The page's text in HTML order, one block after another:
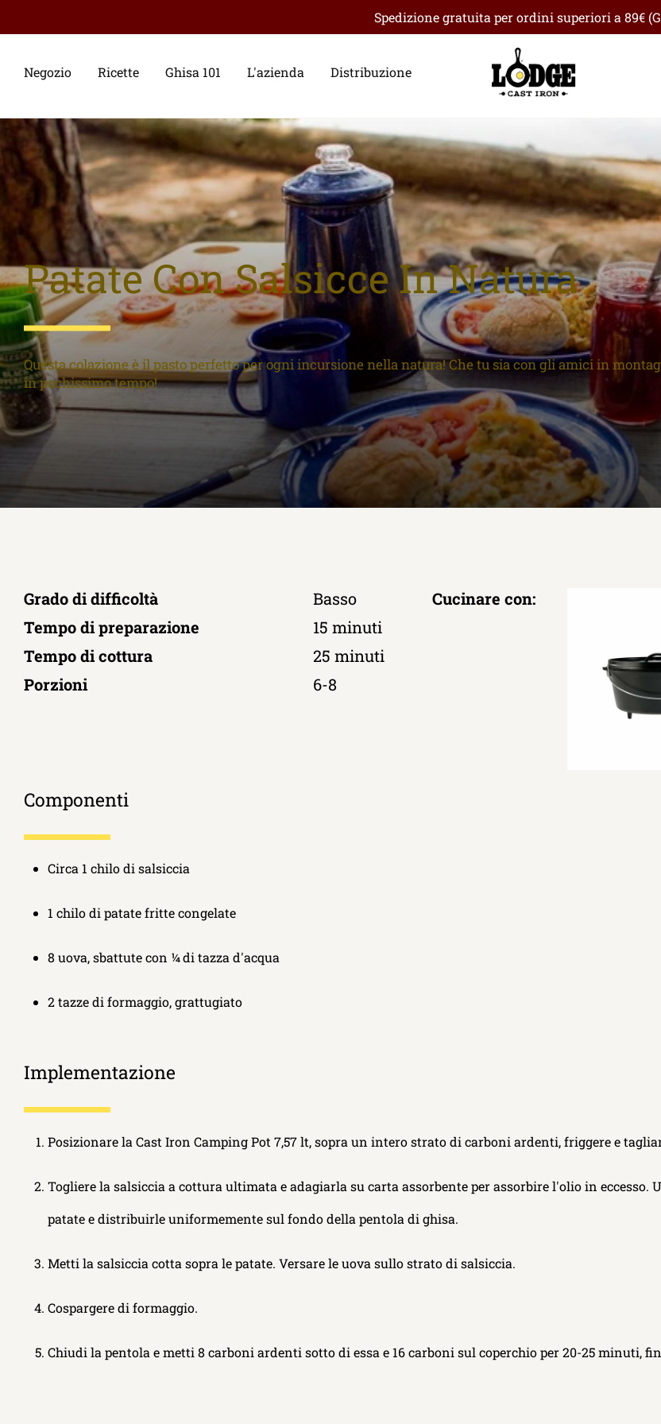
Spedizione gratuita per ordini superiori a 89€
Negozio Ricette Ghisa 101 L'azienda Distribuzione
Patate Con Salsicce In Natura
Questa colazione è il pasto perfetto per ogni incursione nella natura! Che tu sia con gli amici in
in pochissimo tempo!
Grado di difficoltà
Basso
Tempo di preparazione
15 minuti
Tempo di cottura
25 minuti
Porzioni
6-8
Cucinare con:
Componenti
Circa 1 chilo di salsiccia
1 chilo di patate fritte congelate
8 uova, sbattute con ¼ di tazza d'acqua
2 tazze di formaggio, grattugiato
Implementazione
Posizionare la Cast Iron Camping Pot 7,57 lt, sopra un intero strato di carboni ardenti, friggere e
Togliere la salsiccia a cottura ultimata e adagiarla su carta assorbente per assorbire l'olio in
patate e distribuirle uniformemente sul fondo della pentola di ghisa.
Metti la salsiccia cotta sopra le patate. Versare le uova sullo strato di salsiccia.
Cospargere di formaggio.
Chiudi la pentola e metti 8 carboni ardenti sotto di essa e 16 carboni sul coperchio per 20-25 minuti,